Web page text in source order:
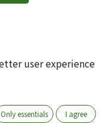
時点): 16.0
user experience
Only essentials I agree